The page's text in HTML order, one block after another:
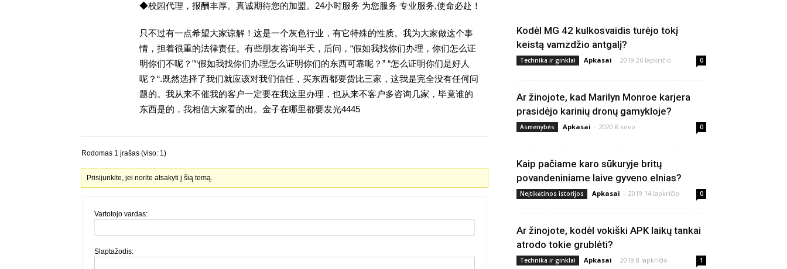
◆校园代理，报酬丰厚。真诚期待您的加盟。24小时服务 为您服务 专业服务,使命必赴！
只不过有一点希望大家谅解！这是一个灰色行业，有它特殊的性质。我为大家做这个事
情，担着很重的法律责任。有些朋友咨询半天，后问，“假如我找你们办理，你们怎么证
明你们不呢？”“假如我找你们办理怎么证明你们的东西可靠呢？” “怎么证明你们是好人
呢？“.既然选择了我们就应该对我们信任，买东西都要货比三家，这我是完全没有任何问
题的。我从来不催我的客户一定要在我这里办理，也从来不客户多咨询几家，毕竟谁的
东西是的，我相信大家看的出。金子在哪里都要发光4445
Rodomas 1 įrašas (viso: 1)
Prisijunkite, jei norite atsakyti į šią temą.
Vartotojo vardas:
Slaptažodis:
Kodėl MG 42 kulkosvaidis turėjo tokį
keistą vamzdžio antgalį?
Technika ir ginklai Apkasai - 2019 26 lapkričio 0
Ar žinojote, kad Marilyn Monroe karjera
prasidėjo karinių dronų gamykloje?
Asmenybės Apkasai - 2020 8 kovo 0
Kaip pačiame karo sūkuryje britų
povandeniniame laive gyveno elnias?
Neįtikėtinos istorijos Apkasai - 2019 14 lapkričio 0
Ar žinojote, kodėl vokiški APK laikų tankai
atrodo tokie grublėti?
Technika ir ginklai Apkasai - 2019 8 lapkričio 1